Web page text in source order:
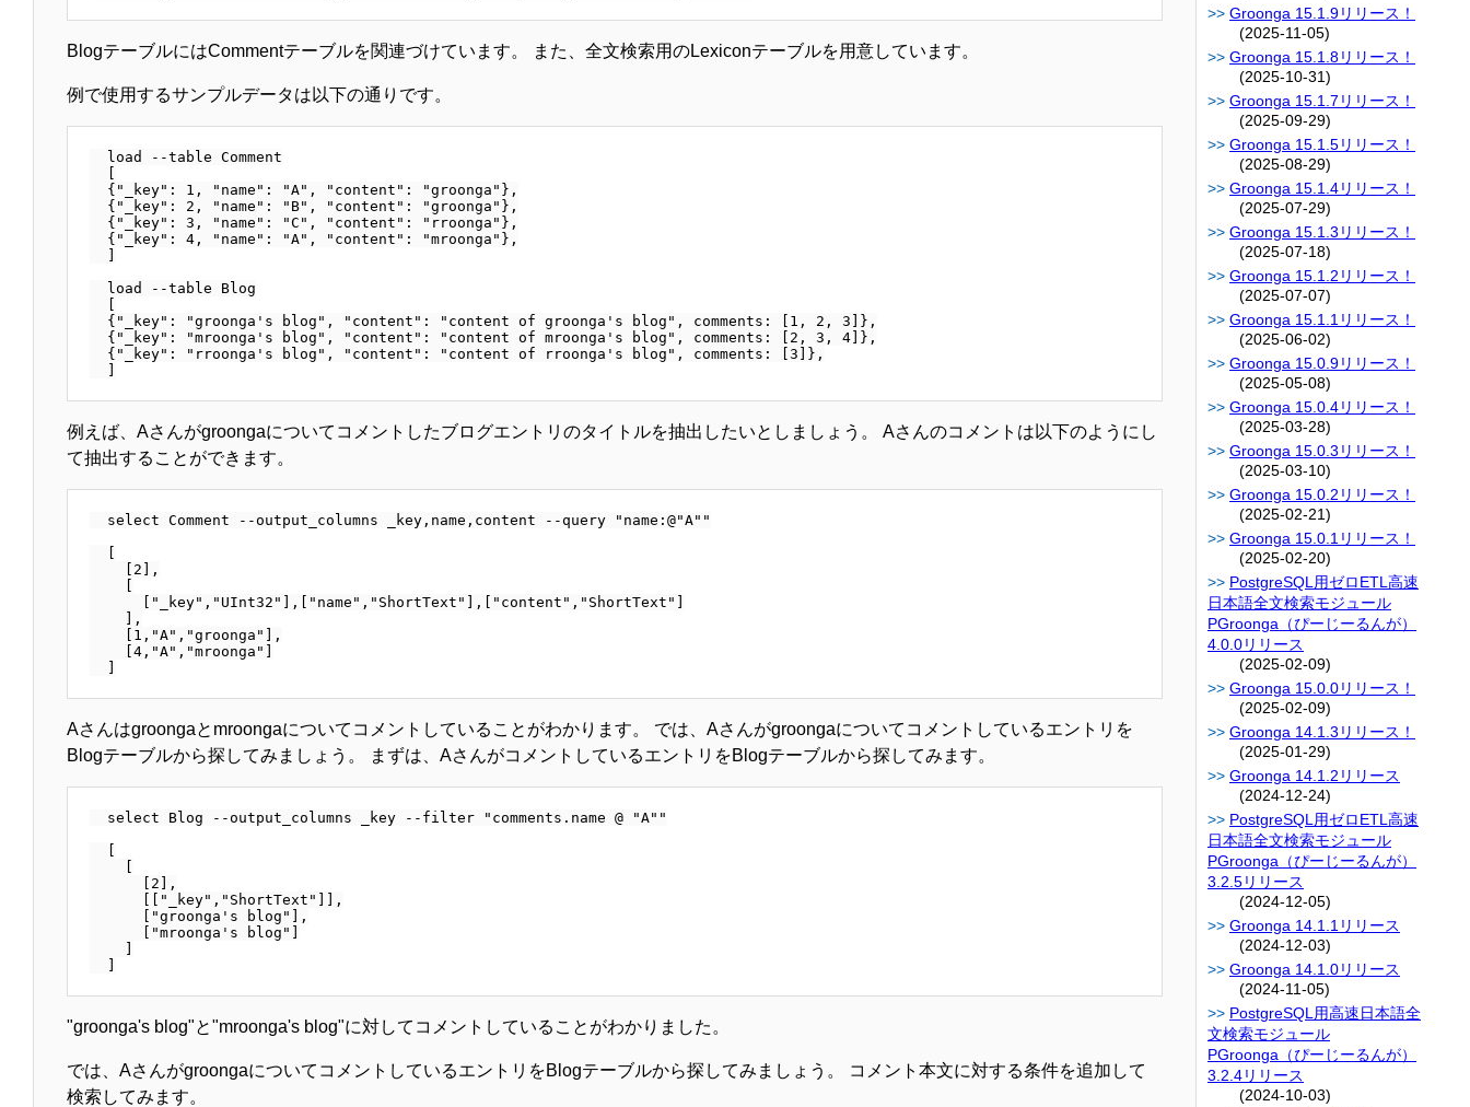
BlogテーブルにはCommentテーブルを関連づけています。 また、全文検索用のLexiconテーブルを用意しています。
例で使用するサンプルデータは以下の通りです。
  load --table Comment
  {"_key": 1, "name": "A", "content": "groonga"},
  {"_key": 2, "name": "B", "content": "groonga"},
  {"_key": 3, "name": "C", "content": "rroonga"},
  {"_key": 4, "name": "A", "content": "mroonga"},
  load --table Blog
  {"_key": "groonga's blog", "content": "content of groonga's blog", comments: [1, 2, 3]},
  {"_key": "mroonga's blog", "content": "content of mroonga's blog", comments: [2, 3, 4]},
  {"_key": "rroonga's blog", "content": "content of rroonga's blog", comments: [3]},
例えば、Aさんがgroongaについてコメントしたブログエントリのタイトルを抽出したいとしましょう。 Aさんのコメントは以下のようにし
て抽出することができます。
  select Comment --output_columns _key,name,content --query "name:@"A""
    [2],
      ["_key","UInt32"],["name","ShortText"],["content","ShortText"]
    ],
    [1,"A","groonga"],
    [4,"A","mroonga"]
Aさんはgroongaとmroongaについてコメントしていることがわかります。 では、Aさんがgroongaについてコメントしているエントリを
Blogテーブルから探してみましょう。 まずは、AさんがコメントしているエントリをBlogテーブルから探してみます。
  select Blog --output_columns _key --filter "comments.name @ "A""
      [2],
      [["_key","ShortText"]],
      ["groonga's blog"],
      ["mroonga's blog"]
"groonga's blog"と"mroonga's blog"に対してコメントしていることがわかりました。
では、AさんがgroongaについてコメントしているエントリをBlogテーブルから探してみましょう。 コメント本文に対する条件を追加して
検索してみます。
Groonga 15.1.9リリース！
(2025-11-05)
Groonga 15.1.8リリース！
(2025-10-31)
Groonga 15.1.7リリース！
(2025-09-29)
Groonga 15.1.5リリース！
(2025-08-29)
Groonga 15.1.4リリース！
(2025-07-29)
Groonga 15.1.3リリース！
(2025-07-18)
Groonga 15.1.2リリース！
(2025-07-07)
Groonga 15.1.1リリース！
(2025-06-02)
Groonga 15.0.9リリース！
(2025-05-08)
Groonga 15.0.4リリース！
(2025-03-28)
Groonga 15.0.3リリース！
(2025-03-10)
Groonga 15.0.2リリース！
(2025-02-21)
Groonga 15.0.1リリース！
(2025-02-20)
PostgreSQL用ゼロETL高速
日本語全文検索モジュール
PGroonga（ぴーじーるんが）
4.0.0リリース
(2025-02-09)
Groonga 15.0.0リリース！
(2025-02-09)
Groonga 14.1.3リリース！
(2025-01-29)
Groonga 14.1.2リリース
(2024-12-24)
PostgreSQL用ゼロETL高速
日本語全文検索モジュール
PGroonga（ぴーじーるんが）
3.2.5リリース
(2024-12-05)
Groonga 14.1.1リリース
(2024-12-03)
Groonga 14.1.0リリース
(2024-11-05)
PostgreSQL用高速日本語全
文検索モジュール
PGroonga（ぴーじーるんが）
3.2.4リリース
(2024-10-03)